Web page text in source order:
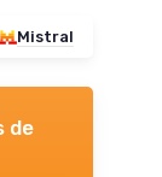
Mistral
de